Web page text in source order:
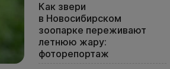
Как звери
в Новосибирском
зоопарке переживают
летнюю жару:
фоторепортаж